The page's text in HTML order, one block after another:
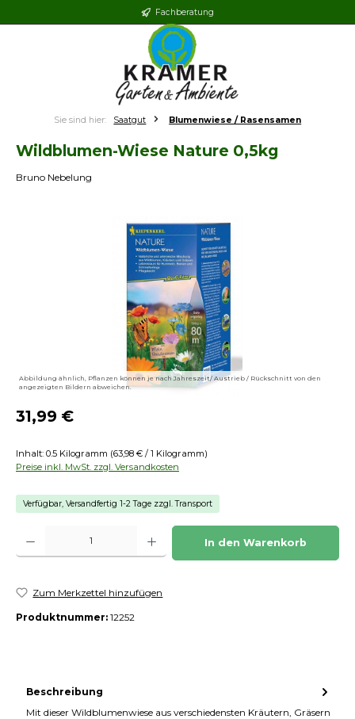
Zum Hauptinhalt springen Fachberatung
Sie sind hier: Saatgut Blumenwiese / Rasensamen
Wildblumen-Wiese Nature 0,5kg
Bruno Nebelung
Bildergalerie überspringen
Abbildung ähnlich, Pflanzen können je nach Jahreszeit/ Austrieb / Rückschnitt von den
angezeigten Bildern abweichen.
Regulärer Preis:
31,99 €
Inhalt: 0.5 Kilogramm (63,98 € / 1 Kilogramm)
Preise inkl. MwSt. zzgl. Versandkosten
Verfügbar, Versandfertig 1-2 Tage zzgl. Transport
Produkt Anzahl: Gib den gewünschten Wert ein oder benutze die
In den Warenkorb
Zum Merkzettel hinzufügen
Produktnummer: 12252
Beschreibung
Mit dieser Wildblumenwiese aus verschiedensten Kräutern, Gräsern